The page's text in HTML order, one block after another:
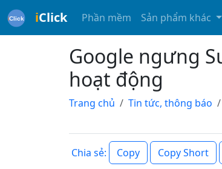
iClick Phần mềm Sản phẩm khác
Google ngưng
hoạt động
Trang chủ Tin tức, thông báo
Chia sẻ: Copy Copy Short